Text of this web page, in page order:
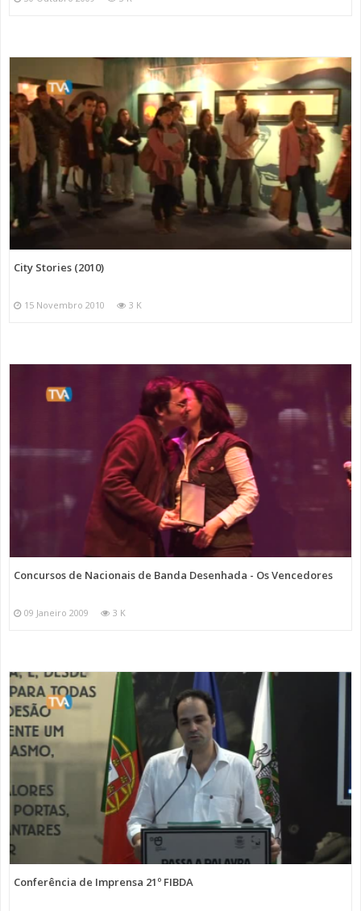
City Stories (2010)
15 Novembro 2010 3 K
Concursos de Nacionais de Banda Desenhada - Os Vencedores
09 Janeiro 2009 3 K
Conferência de Imprensa 21º FIBDA